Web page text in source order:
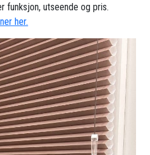
funksjon, utseende og pris.
her.